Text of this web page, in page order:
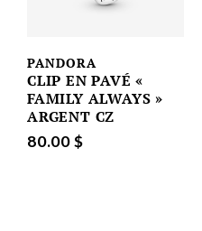
PANDORA
CLIP EN PAVÉ «
FAMILY ALWAYS »
ARGENT CZ
80.00 $